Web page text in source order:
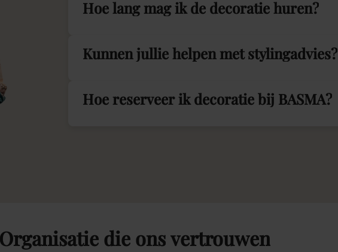
Hoe lang mag ik de decoratie huren?
Kunnen jullie helpen met stylingadvies?
Hoe reserveer ik decoratie bij BASMA?
Organisatie die onsvertrouwen